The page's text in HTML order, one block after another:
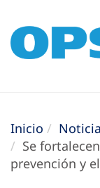
Inicio
Se
prevención y